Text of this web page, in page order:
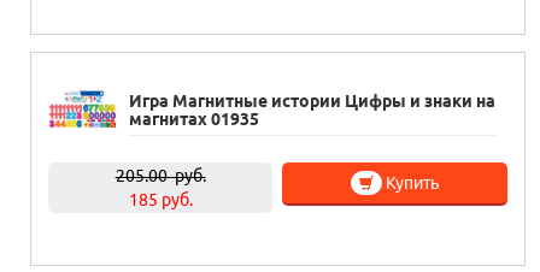
Игра Магнитные истории Цифры и знаки на
магнитах 01935
205.00руб.
185 руб.
Купить